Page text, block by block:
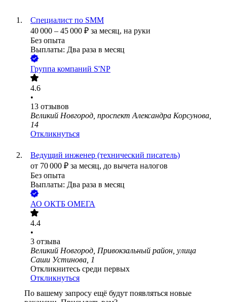
Специалист по SMM
40 000 – 45 000 ₽ за месяц, на руки
Без опыта
Выплаты: Два раза в месяц
Группа компаний S'NP
4.6
•
13 отзывов
Великий Новгород, проспект Александра Корсунова,
14
Откликнуться
Ведущий инженер (технический писатель)
от 70 000 ₽ за месяц, до вычета налогов
Без опыта
Выплаты: Два раза в месяц
АО ОКТБ ОМЕГА
4.4
•
3 отзыва
Великий Новгород, Привокзальный район, улица
Саши Устинова, 1
Откликнитесь среди первых
Откликнуться
По вашему запросу ещё будут появляться новые